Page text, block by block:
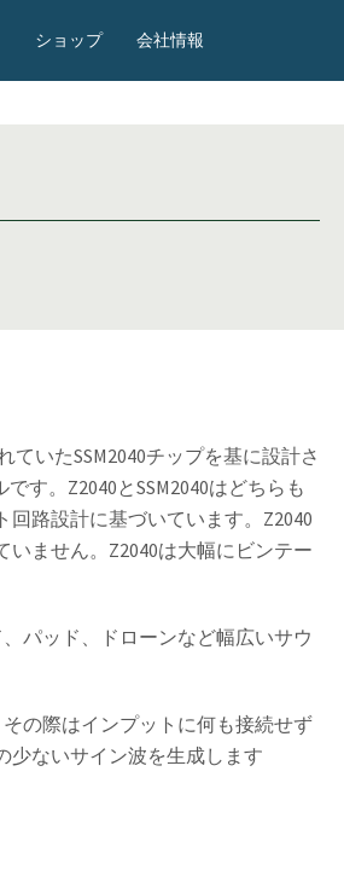
ショップ 会社情報
ていたSSM2040チップを基に設計さ
す。Z2040とSSM2040はどちらも
路設計に基づいています。Z2040
ません。Z2040は大幅にビンテー
パッド、ドローンなど幅広いサウ
の際はインプットに何も接続せず
少ないサイン波を生成します